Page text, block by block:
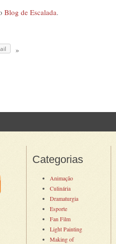
Blog de Escalada.
Categorias
Animação
Culinária
Dramaturgia
Esporte
Fan Film
Light Painting
Making of